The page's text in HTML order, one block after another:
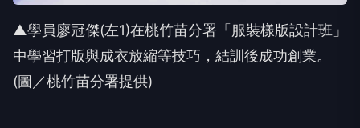
▲學員廖冠傑(左1)在桃竹苗分署「服裝樣版設計班」
中學習打版與成衣放縮等技巧，結訓後成功創業。
(圖／桃竹苗分署提供)